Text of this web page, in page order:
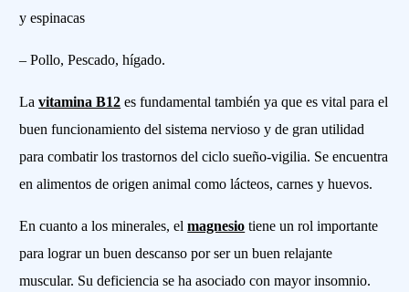
y espinacas
– Pollo, Pescado, hígado.
Lavitamina B12 es fundamental también ya que es vital para el
buen funcionamiento del sistema nervioso y de gran utilidad
para combatir los trastornos del ciclo sueño-vigilia. Se encuentra
en alimentos de origen animal como lácteos, carnes y huevos.
En cuanto a los minerales, elmagnesio tiene un rol importante
para lograr un buen descanso por ser un buen relajante
muscular. Su deficiencia se ha asociado con mayor insomnio.